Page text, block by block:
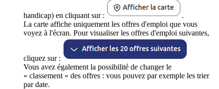
handicap) en cliquant sur :
.
La carte affiche uniquement les offres d'emploi que vous
voyez à l'écran. Pour visualiser les offres d'emploi suivantes,
cliquez sur :
Vous avez également la possibilité de changer le
« classement » des offres : vous pouvez par exemple les trier
par date.